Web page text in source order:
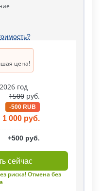
цена!
год
1500 руб.
-500 RUB
1 000 руб.
+500 руб.
сейчас
риска! Отмена без